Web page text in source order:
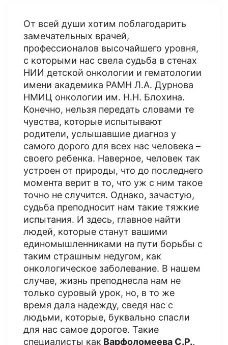
От всей души хотим поблагодарить
замечательных врачей,
профессионалов высочайшего уровня,
с которыми нас свела судьба в стенах
НИИ детской онкологии и гематологии
имени академика РАМН Л.А. Дурнова
НМИЦ онкологии им. Н.Н. Блохина.
Конечно, нельзя передать словами те
чувства, которые испытывают
родители, услышавшие диагноз у
самого дорого для всех нас человека –
своего ребенка. Наверное, человек так
устроен от природы, что до последнего
момента верит в то, что уж с ним такое
точно не случится. Однако, зачастую,
судьба преподносит нам такие тяжкие
испытания. И здесь, главное найти
людей, которые станут вашими
единомышленниками на пути борьбы с
таким страшным недугом, как
онкологическое заболевание. В нашем
случае, жизнь преподнесла нам не
только суровый урок, но, в то же
время дала надежду, сведя нас с
людьми, которые, буквально спасли
для нас самое дорогое. Такие
специалисты как Варфоломеева С.Р.,